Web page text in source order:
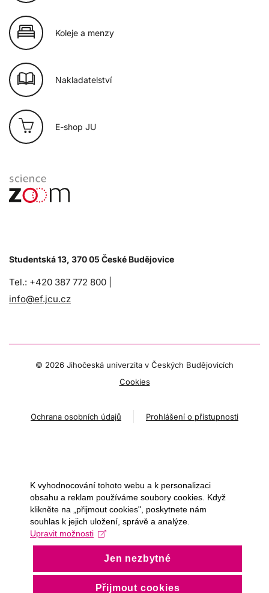
Koleje a menzy
Nakladatelství
E-shop JU
Studentská 13, 370 05 České Budějovice
Tel.: +420 387 772 800 |
info@ef.jcu.cz
© 2026 Jihočeská univerzita v Českých Budějovicích
Cookies
Ochrana osobních údajů Prohlášení o přístupnosti
K vyhodnocování tohoto webu a k personalizaci
obsahu a reklam používáme soubory cookies. Když
klikněte na „přijmout cookies", poskytnete nám
souhlas k jejich uložení, správě a analýze.
Upravit možnosti
Jen nezbytné
Přijmout cookies